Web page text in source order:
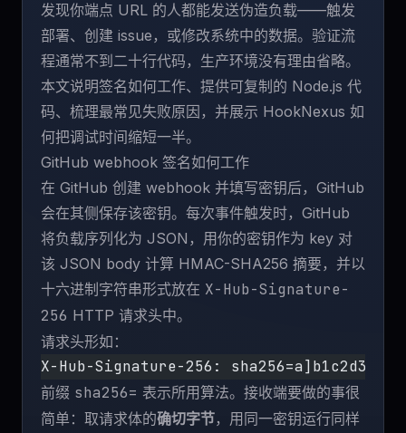
发现你端点 URL 的人都能发送伪造负载——触发
部署、创建 issue，或修改系统中的数据。验证流
程通常不到二十行代码，生产环境没有理由省略。
本文说明签名如何工作、提供可复制的 Node.js 代
码、梳理最常见失败原因，并展示 HookNexus 如
何把调试时间缩短一半。
GitHub webhook 签名如何工作
在 GitHub 创建 webhook 并填写密钥后，GitHub
会在其侧保存该密钥。每次事件触发时，GitHub
将负载序列化为 JSON，用你的密钥作为 key 对
该 JSON body 计算 HMAC-SHA256 摘要，并以
十六进制字符串形式放在 X-Hub-Signature-
256 HTTP 请求头中。
请求头形如：
X-Hub-Signature-256:
前缀 sha256= 表示所用算法。接收端要做的事很
简单：取请求体的确切字节，用同一密钥运行同样